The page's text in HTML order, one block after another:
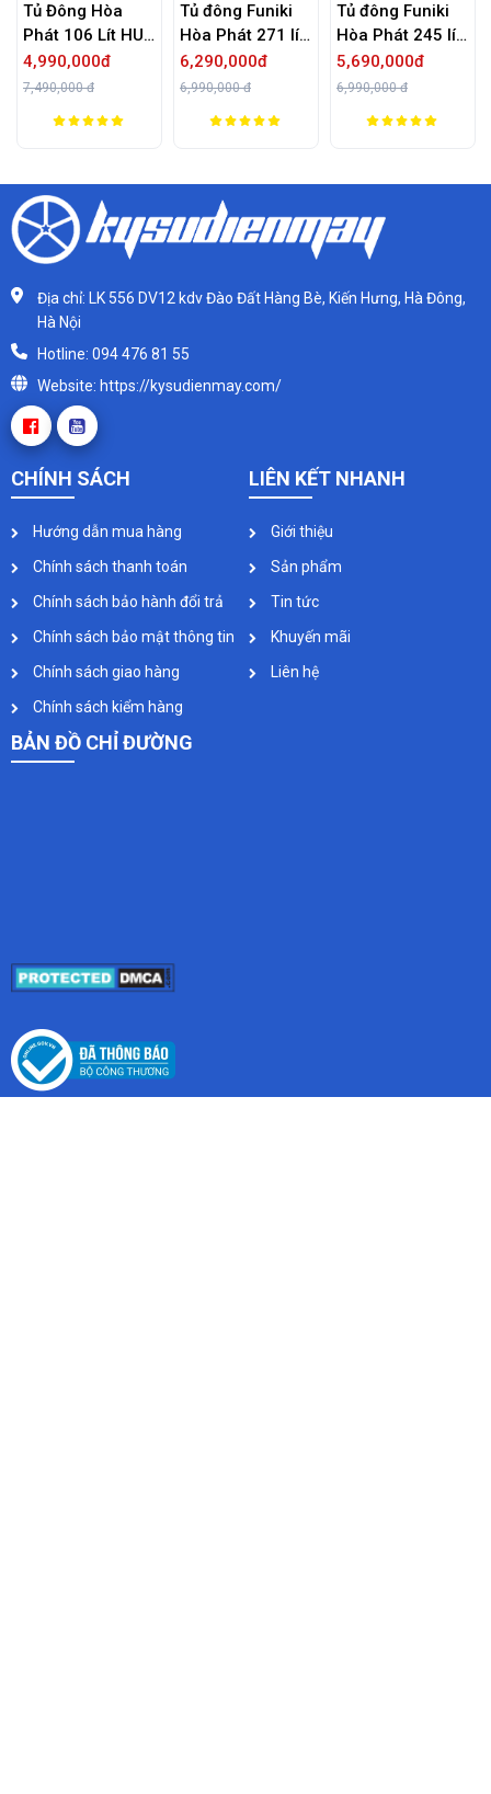
Tủ đông Funiki
Hòa Phát 271 lít
2 ngăn HCF
656S2N2
6,290,000đ
6,990,000 đ
Tủ đông Funiki
Hòa Phát 245 lít
2 ngăn HCF
606S2N2
5,690,000đ
6,990,000 đ
Tủ đông Funiki
Hòa Phát 352
1 ngăn HCF
666S1N2
6,190,000đ
6,990,000 đ
Địa chỉ: LK 556 DV12 kdv Đào Đất Hàng Bè, Kiến Hưng, Hà Đông,
Hà Nội
Hotline: 094 476 81 55
Website: https://kysudienmay.com/
CHÍNH SÁCH
Hướng dẫn mua hàng
Chính sách thanh toán
Chính sách bảo hành đổi trả
Chính sách bảo mật thông tin
Chính sách giao hàng
Chính sách kiểm hàng
LIÊN KẾT NHANH
Giới thiệu
Sản phẩm
Tin tức
Khuyến mãi
Liên hệ
BẢN ĐỒ CHỈ ĐƯỜNG